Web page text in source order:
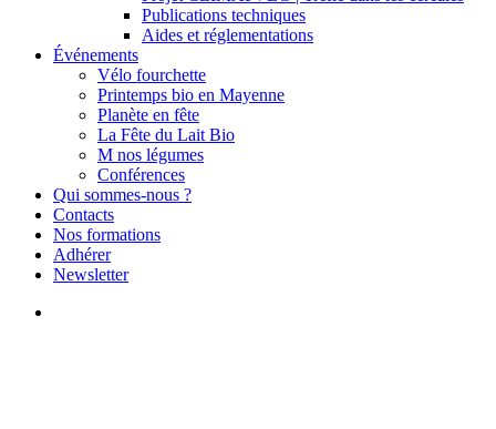
Publications techniques
Aides et réglementations
Événements
Vélo fourchette
Printemps bio en Mayenne
Planète en fête
La Fête du Lait Bio
M nos légumes
Conférences
Qui sommes-nous ?
Contacts
Nos formations
Adhérer
Newsletter